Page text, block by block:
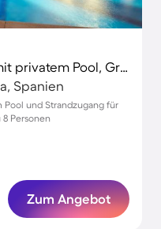
Familienfreundliche Villa mit privatem Pool, Grill und Terrasse | Strand in der Nähe
Spanien
Pool und Strandzugang für
Personen
Zum Angebot